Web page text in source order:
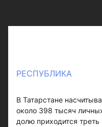
РЕСПУБЛИКА
В Татарстане
около 398 тысяч
долю приходится треть